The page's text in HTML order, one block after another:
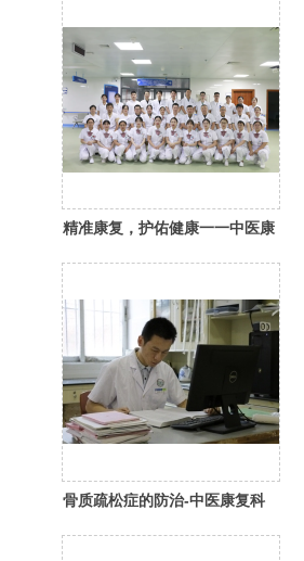
精准康复，护佑健康一一中医康
骨质疏松症的防治-中医康复科